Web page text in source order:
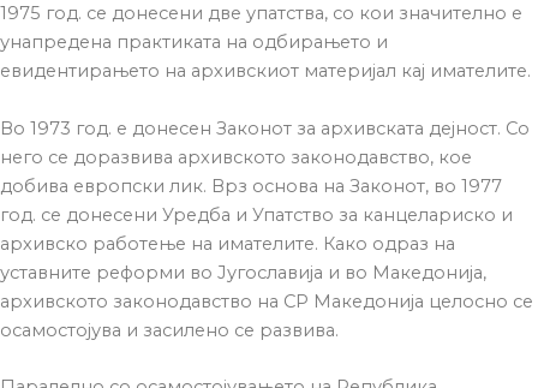
1975 год. се донесени две упатства, со кои значително е
унапредена практиката на одбирањето и
евидентирањето на архивскиот материјал кај имателите.
Во 1973 год. е донесен Законот за архивската дејност. Со
него се доразвива архивското законодавство, кое
добива европски лик. Врз основа на Законот, во 1977
год. се донесени Уредба и Упатство за канцелариско и
архивско работење на имателите. Како одраз на
уставните реформи во Југославија и во Македонија,
архивското законодавство на СР Македонија целосно се
осамостојува и засилено се развива.